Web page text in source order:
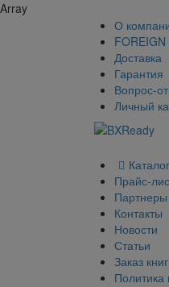
Array
О
Доставка
Гарантия
Вопрос-
Личный
Каталог
Прайс-
Партнеры
Контакты
Новости
Статьи
Заказ книг
Политика